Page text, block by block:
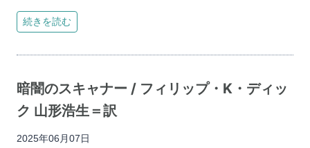
続きを読む
暗闇のスキャナー / フィリップ・K・ディッ
ク 山形浩生＝訳
2025年06月07日